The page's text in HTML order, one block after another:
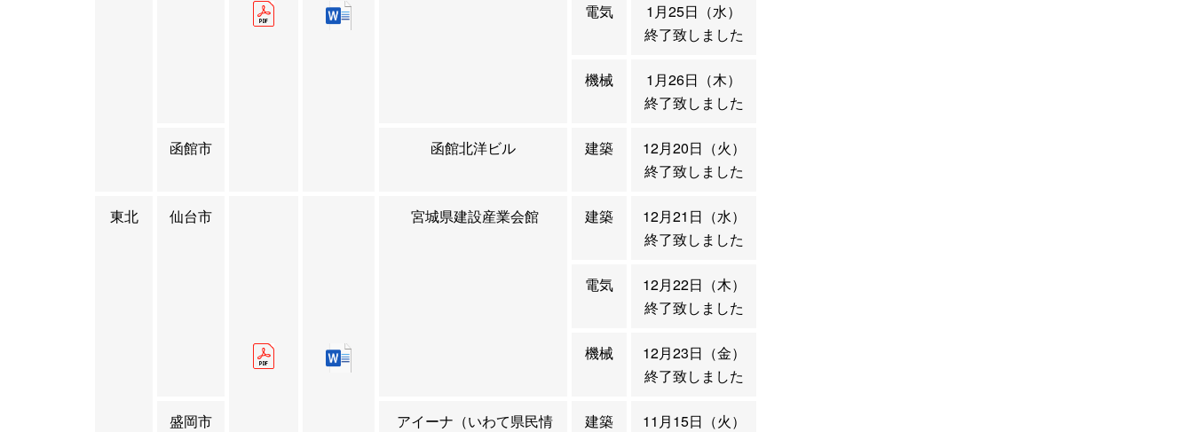
電気
1月25日（水）
終了致しました
機械
1月26日（木）
終了致しました
函館市 函館北洋ビル 建築
12月20日（火）
終了致しました
東北 仙台市 宮城県建設産業会館 建築
12月21日（水）
終了致しました
電気
12月22日（木）
終了致しました
機械
12月23日（金）
終了致しました
盛岡市
アイーナ（いわて県民情
建築
11月15日（火）